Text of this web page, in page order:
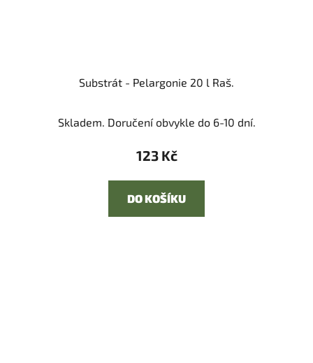
Substrát - Pelargonie 20 l Raš.
Skladem. Doručení obvykle do 6-10 dní.
123 Kč
DO KOŠÍKU